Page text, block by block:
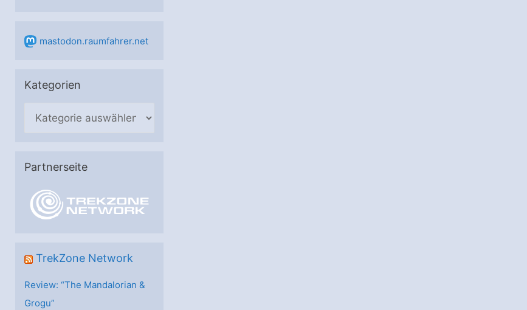
mastodon.raumfahrer.net
Kategorien
e
e
Partnerseite
TrekZone Network
Review: “The Mandalorian &
Grogu”